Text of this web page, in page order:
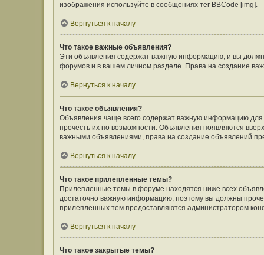
изображения используйте в сообщениях тег BBCode [img].
Вернуться к началу
Что такое важные объявления?
Эти объявления содержат важную информацию, и вы
форумов и в вашем личном разделе. Права на создание
Вернуться к началу
Что такое объявления?
Объявления чаще всего содержат важную информацию
прочесть их по возможности. Объявления появляются
важными объявлениями, права на создание объявлений
Вернуться к началу
Что такое прилепленные темы?
Прилепленные темы в форуме находятся ниже всех
достаточно важную информацию, поэтому вы должны
прилепленных тем предоставляются администратором
Вернуться к началу
Что такое закрытые темы?